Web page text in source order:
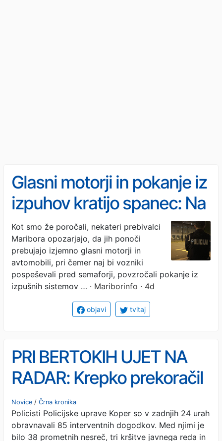
Glasni motorji in pokanje iz
izpuhov kratijo spanec: Na
občini razkrivajo, kje v
Mariboru je največ nočnih
dirkačev
Kot smo že poročali, nekateri prebivalci
Maribora opozarjajo, da jih ponoči
prebujajo izjemno glasni motorji in
avtomobili, pri čemer naj bi vozniki
pospeševali pred semaforji, povzročali pokanje iz
izpušnih sistemov … · Mariborinfo · 4d
objavi tvitaj
PRI BERTOKIH UJET NA
RADAR: Krepko prekoračil
omejitev, poglejte, za
koliko
Novice / Črna kronika
Policisti Policijske uprave Koper so v zadnjih 24 urah
obravnavali 85 interventnih dogodkov. Med njimi je
bilo 38 prometnih nesreč, tri kršitve javnega reda in